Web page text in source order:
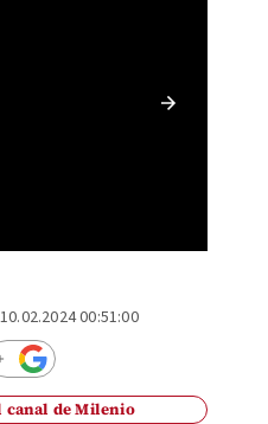
10.02.2024 00:51:00
canal de Milenio